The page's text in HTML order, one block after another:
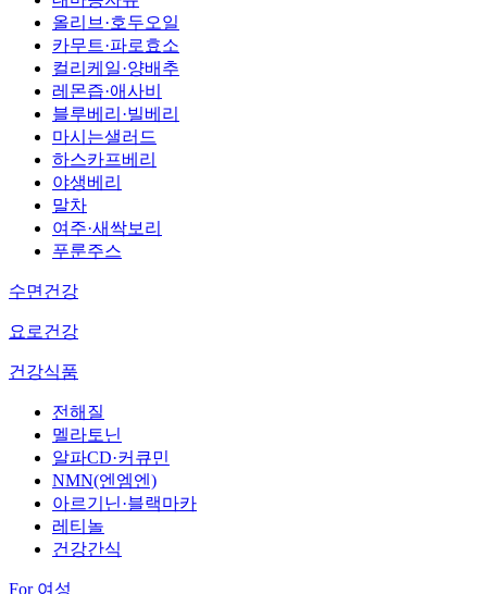
올리브·호두오일
카무트·파로효소
컬리케일·양배추
레몬즙·애사비
블루베리·빌베리
마시는샐러드
하스카프베리
야생베리
말차
여주·새싹보리
푸룬주스
수면건강
요로건강
건강식품
전해질
멜라토닌
알파CD·커큐민
NMN(엔엠엔)
아르기닌·블랙마카
레티놀
건강간식
For 여성